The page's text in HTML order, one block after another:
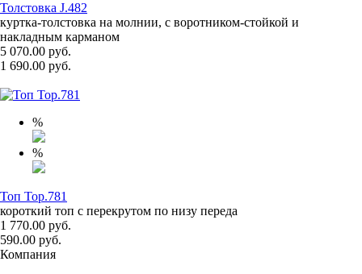
Толстовка J.482
куртка-толстовка на молнии, с воротником-стойкой и
накладным карманом
5 070.00 руб.
1 690.00 руб.
%
%
Топ Top.781
короткий топ с перекрутом по низу переда
1 770.00 руб.
590.00 руб.
Компания